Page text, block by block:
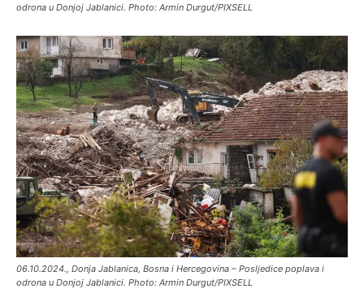
odrona u Donjoj Jablanici. Photo: Armin Durgut/PIXSELL
06.10.2024., Donja Jablanica, Bosna i Hercegovina – Posljedice poplava i
odrona u Donjoj Jablanici. Photo: Armin Durgut/PIXSELL